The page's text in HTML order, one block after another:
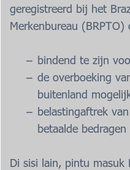
geregistreerd bij het
Merkenbureau (BRPTO)
bindend te zijn
de overboeking
buitenland
belastingaftrek
betaalde
Di sisi lain, pintu masuk